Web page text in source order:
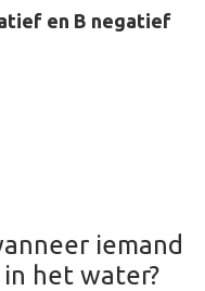
en B negatief
iemand
het water?